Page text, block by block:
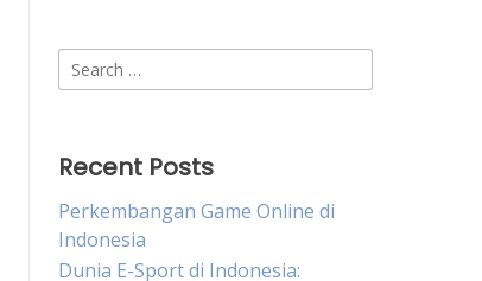
Search
for:
Recent Posts
Perkembangan Game Online di
Indonesia
Dunia E-Sport di Indonesia: